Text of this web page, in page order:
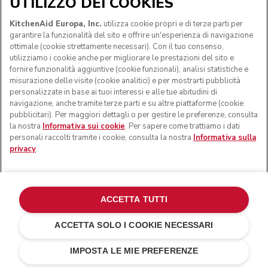
SEGUICI
Uniti e altrove.
Gestisci cookies
Informativa sulla privacy
Informativa sui cookie
In altri paesi
KitchenAid Europa, Inc. utilizza cookie propri e di terze parti per
garantire la funzionalità del sito e offrire un'esperienza di navigazione
ottimale (cookie strettamente necessari). Con il tuo consenso,
utilizziamo i cookie anche per migliorare le prestazioni del sito e
fornire funzionalità aggiuntive (cookie funzionali), analisi statistiche e
misurazione delle visite (cookie analitici) e per mostrarti pubblicità
personalizzate in base ai tuoi interessi e alle tue abitudini di
navigazione, anche tramite terze parti e su altre piattaforme (cookie
pubblicitari). Per maggiori dettagli o per gestire le preferenze, consulta
la nostra Informativa sui cookie. Per sapere come trattiamo i dati
personali raccolti tramite i cookie, consulta la nostra Informativa sulla
privacy.
IMPOSTA LE MIE PREFERENZE
ACCETTA SOLO I COOKIE NECESSARI
ACCETTA TUTTI